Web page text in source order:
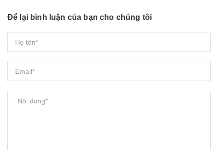
Để lại bình luận của bạn cho chúng tôi